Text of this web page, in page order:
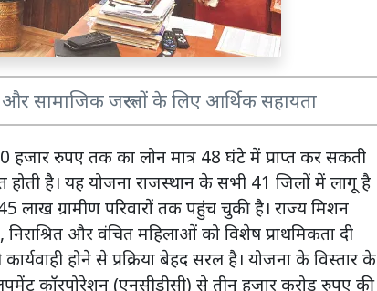
सामाजिक जरूरतों के लिए आर्थिक सहायता
रुपए तक का लोन मात्र 48 घंटे में प्राप्त कर सकती
है। यह योजना राजस्थान के सभी 41 जिलों में लागू है
ग्रामीण परिवारों तक पहुंच चुकी है। राज्य मिशन
निराश्रित और वंचित महिलाओं को विशेष प्राथमिकता दी
होने से प्रक्रिया बेहद सरल है। योजना के विस्तार के
कॉरपोरेशन (एनसीडीसी) से तीन हजार करोड़ रुपए की